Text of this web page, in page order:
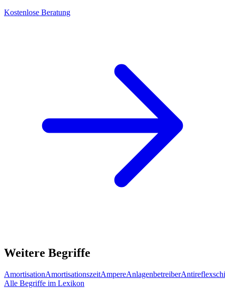
Kostenlose Beratung
Weitere Begriffe
AmortisationAmortisationszeitAmpereAnlagenbetreiber
Alle Begriffe im Lexikon